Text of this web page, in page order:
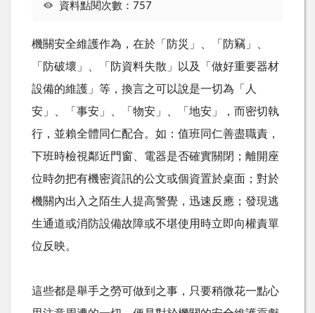
資料點閱次數：757
機關安全維護作為，在於「防災」、「防竊」、
「防破壞」、「防資料失散」以及「做好重要器材
設備的維護」等，換言之可以說是一切為「人
安」、「事安」、「物安」、「地安」，而密切執
行，並賴全體同仁配合。如：值班同仁善盡職責，
下班時檢視鄰近門窗、電器是否確實關閉；離開座
位時勿把有機密資訊的公文或個資置於桌面；對於
機關內出入之陌生人提高警覺，迅速反應；發現逃
生通道或消防設備故障或不堪使用時立即向權責單
位反映。
這些都是舉手之勞可做到之事，只要稍微花一點心